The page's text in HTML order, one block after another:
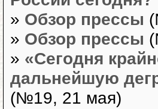
» Обзор прессы
» Обзор прессы
» «Сегодня
дальнейшую
(№19, 21 мая)